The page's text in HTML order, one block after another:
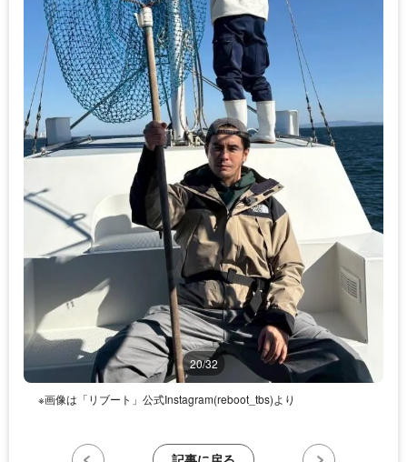
20/32
※画像は「リブート」公式Instagram(reboot_tbs)より